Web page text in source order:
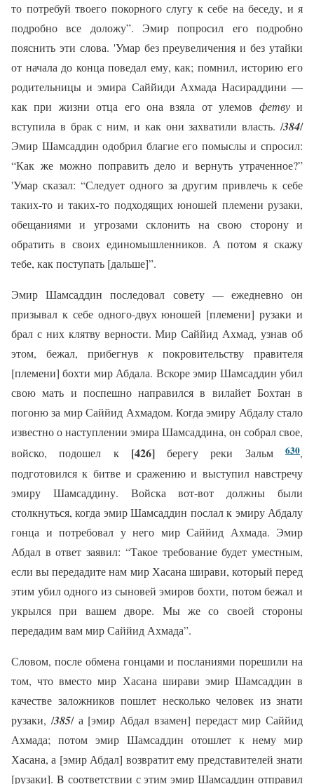
то потребуй твоего покорного слугу к себе на беседу, и я
подробно все доложу”. Эмир попросил его подробно
пояснить эти слова. 'Умар без преувеличения и без утайки
от начала до конца поведал ему, как; помнил, историю его
родительницы и эмира Саййиди Ахмада Насираддини —
как при жизни отца его она взяла от улемов фетвуи
вступила в брак с ним, и как они захватили власть. /384/
Эмир Шамсаддин одобрил благие его помыслы и спросил:
“Как же можно поправить дело и вернуть утраченное?”
'Умар сказал: “Следует одного за другим привлечь к себе
таких-то и таких-то подходящих юношей племени рузаки,
обещаниями и угрозами склонить на свою сторону и
обратить в своих единомышленников. А потом я скажу
тебе, как поступать [дальше]”.
Эмир Шамсаддин последовал совету — ежедневно он
призывал к себе одного-двух юношей [племени] рузаки и
брал с них клятву верности. Мир Саййид Ахмад, узнав об
этом, бежал, прибегнувкпокровительству правителя
[племени] бохти мир Абдала. Вскоре эмир Шамсаддин убил
свою мать и поспешно направился в вилайет Бохтан в
погоню за мир Саййид Ахмадом. Когда эмиру Абдалу стало
известно о наступлении эмира Шамсаддина, он собрал свое,
войско, подошел к [426]берегу реки Зальм630,
подготовился к битве и сражению и выступил навстречу
эмиру Шамсаддину. Войска вот-вот должны были
столкнуться, когда эмир Шамсаддин послал к эмиру Абдалу
гонца и потребовал у него мир Саййид Ахмада. Эмир
Абдал в ответ заявил: “Такое требование будет уместным,
если вы передадите нам мир Хасана ширави, который перед
этим убил одного из сыновей эмиров бохти, потом бежал и
укрылся при вашем дворе. Мы же со своей стороны
передадим вам мир Саййид Ахмада”.
Словом, после обмена гонцами и посланиями порешили на
том, что вместо мир Хасана ширави эмир Шамсаддин в
качестве заложников пошлет несколько человек из знати
рузаки, /385/ а [эмир Абдал взамен] передаст мир Саййид
Ахмада; потом эмир Шамсаддин отошлет к нему мир
Хасана, а [эмир Абдал] возвратит ему представителей знати
[рузаки]. B соответствии с этим эмир Шамсаддин отправил